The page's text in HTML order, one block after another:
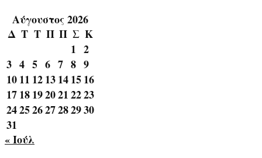
Αύγουστος 2026
Δ Τ Τ Π Π Σ Κ
1 2
3 4 5 6 7 8 9
1011 1213141516
17181920212223
24252627282930
31
« Ιούλ